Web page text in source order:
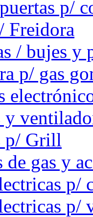
p/
Freidora
/ bujes y
p/ gas
p/ Grill
de gas y
p/
p/